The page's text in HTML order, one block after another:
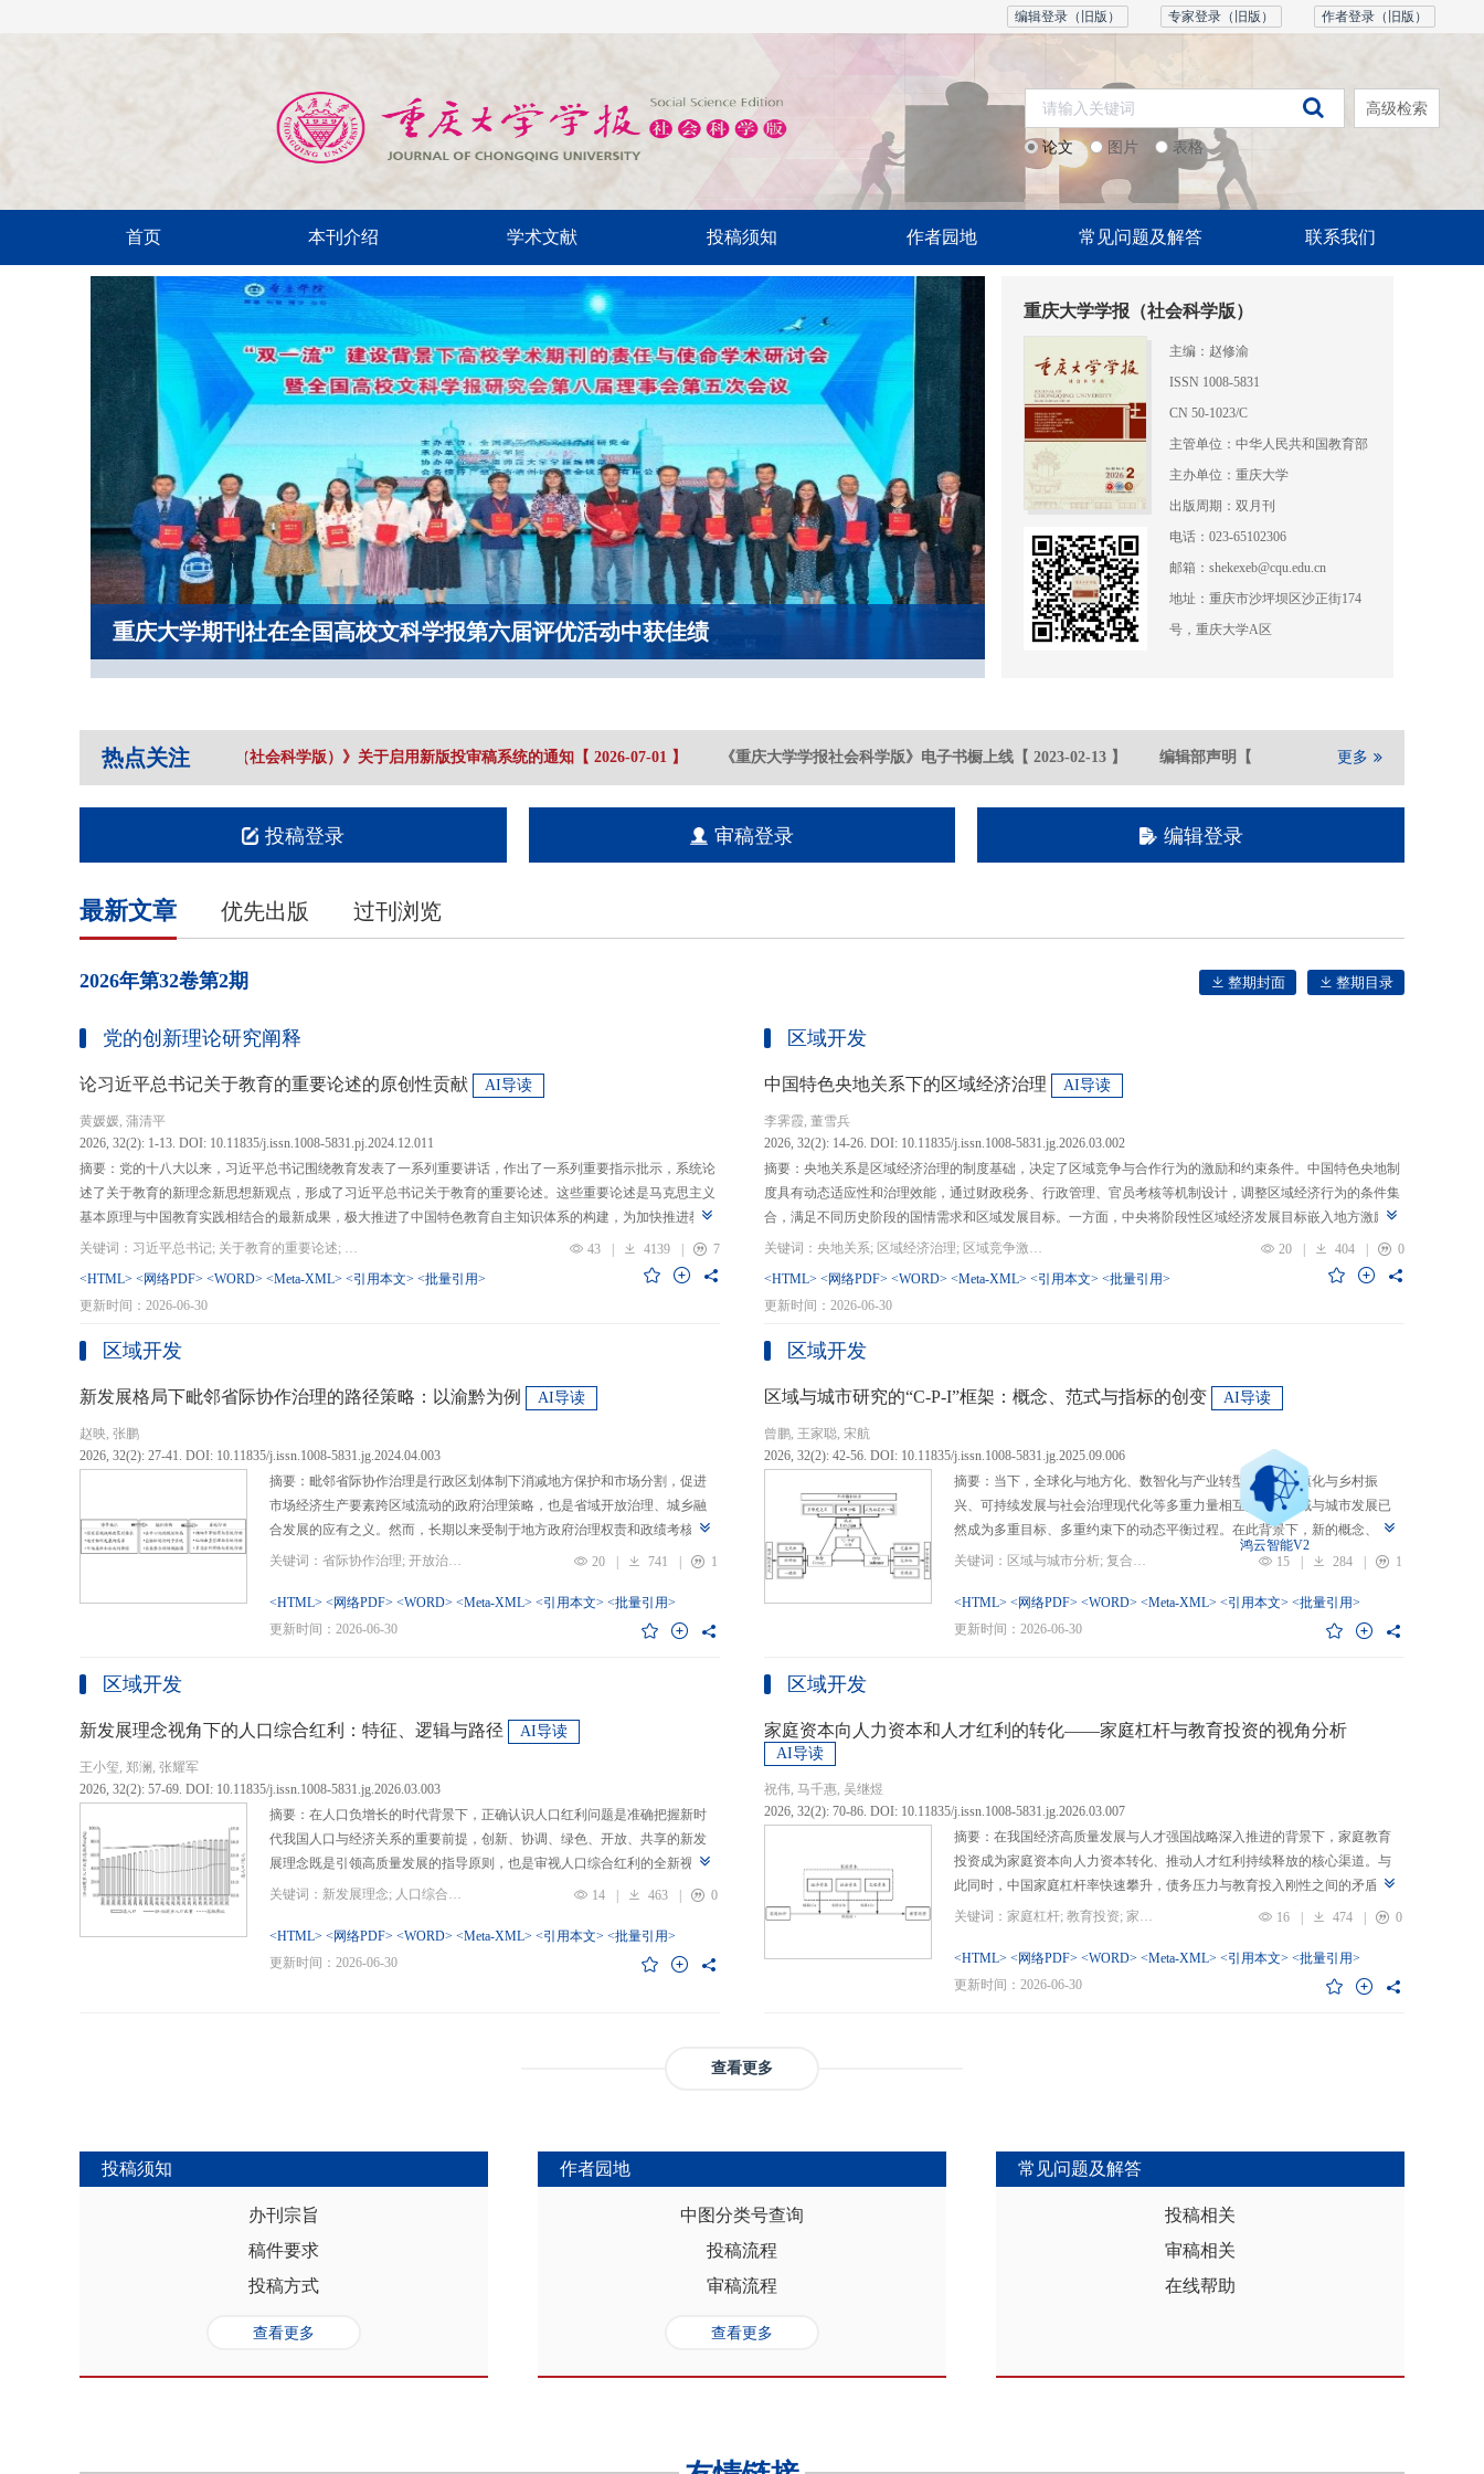
作者登录（旧版）
专家登录（旧版）
编辑登录（旧版）
论文 图片 表格
高级检索
首页 本刊介绍 学术文献 投稿须知 作者园地 常见问题及解答 联系我们
重庆大学期刊社在全国高校文科学报第六届评优活动中获佳绩
重庆大学学报（社会科学版）
主编：赵修渝
ISSN 1008-5831
CN 50-1023/C
主管单位：中华人民共和国教育部
主办单位：重庆大学
出版周期：双月刊
电话：023-65102306
邮箱：shekexeb@cqu.edu.cn
地址：重庆市沙坪坝区沙正街174
号，重庆大学A区
热点关注
《重庆大学学报（社会科学版）》关于启用新版投审稿系统的通知【 2026-07-01】 《重庆大学学报社会科学版》电子书橱上线【 2023-02-13】 编辑部声明【 2021-05 重庆大学期刊社
更多
投稿登录 审稿登录 编辑登录
最新文章 优先出版 过刊浏览
2026年第32卷第2期 整期封面 整期目录
党的创新理论研究阐释
论习近平总书记关于教育的重要论述的原创性贡献 AI导读
黄媛媛, 蒲清平
2026, 32(2): 1-13. DOI: 10.11835/j.issn.1008-5831.pj.2024.12.011
摘要：党的十八大以来，习近平总书记围绕教育发表了一系列重要讲话，作出了一系列重要指示批示，系统论
述了关于教育的新理念新思想新观点，形成了习近平总书记关于教育的重要论述。这些重要论述是马克思主义
基本原理与中国教育实践相结合的最新成果，极大推进了中国特色教育自主知识体系的构建，为加快推进教育
现代化、建设教育强国提供了强大思想武器和行动指南，作出了重大原创性贡献。这些原创性贡献主要体现
在：第一，从价值论角度明确了教育在党和国家事业发展全局中的战略定位，从政治价值、经济价值、文化价
值、社会价值、创新价值等五个方面创新性回答了新时代“为什么办教育”的战略问题；第二，从认识论角度赋
予了新时代教育发展的多重内涵，深刻揭示其根本性质、根本保证、根本任务、时代使命、最终目的，创新性
回答了新时代“办什么样的教育”的根本问题；第三，从方法论角度立足基本国情遵循教育规律，提出了深化教
育改革创新的总体思路和战略部署，涵盖教育地位的确立、教育道路的选择、教育动力的激发、教育路径的规
划以及教育主体的培育，创新性回答了新时代“怎么办教育”的实践问题。
关键词：习近平总书记; 关于教育的重要论述; 教育强国; 《论教育》; 教育新质生产力; 教育人工智能 43 | 4139 |
7
<HTML> <网络PDF> <WORD> <Meta-XML> <引用本文> <批量引用>
更新时间：2026-06-30
区域开发
中国特色央地关系下的区域经济治理 AI导读
李霁霞, 董雪兵
2026, 32(2): 14-26. DOI: 10.11835/j.issn.1008-5831.jg.2026.03.002
摘要：央地关系是区域经济治理的制度基础，决定了区域竞争与合作行为的激励和约束条件。中国特色央地制
度具有动态适应性和治理效能，通过财政税务、行政管理、官员考核等机制设计，调整区域经济行为的条件集
合，满足不同历史阶段的国情需求和区域发展目标。一方面，中央将阶段性区域经济发展目标嵌入地方激励机
制，引导区域竞争策略转变，包括竞争标的从“为增长而竞争”转向“为发展而竞争”，支出行为从“重建设、轻民
生”转向“基本公共服务均等化”，发展模式从“地方保护”转向“发挥比较优势”，以区域竞争激励和竞争策略优化
提升区域经济治理效率。另一方面，中央通过对口支援、一体化合作、主体功能区建设等制度安排，在保留区
域竞争激励的同时，降低区域合作成本，提高区域合作收益，形成优势互补、规模效益最大化、外部性内部化
等跨区域合作模式，实现国家治理和区域治理效率的统一。在区域经济格局深刻变革与国内发展目标转型升级
的背景下，区域经济治理面临新形势与新挑战。未来区域经济治理研究应聚焦数字时代区域协调发展、因地制
宜发展新质生产力、构建全国统一大市场等重大现实问题，从新治理主体、新发展目标、新治理工具等维度深
化探索，进一步丰富和完善中国特色区域经济治理理论体系，为新时代区域协调发展与区域高质量发展提供学
理支撑。
关键词：央地关系; 区域经济治理; 区域竞争激励; 跨区域合作 20 | 404 |
0
<HTML> <网络PDF> <WORD> <Meta-XML> <引用本文> <批量引用>
更新时间：2026-06-30
区域开发
新发展格局下毗邻省际协作治理的路径策略：以渝黔为例 AI导读
赵映, 张鹏
2026, 32(2): 27-41. DOI: 10.11835/j.issn.1008-5831.jg.2024.04.003
摘要：毗邻省际协作治理是行政区划体制下消减地方保护和市场分割，促进
市场经济生产要素跨区域流动的政府治理策略，也是省域开放治理、城乡融
合发展的应有之义。然而，长期以来受制于地方政府治理权责和政绩考核的
行政区划界限，以及竞争性发展博弈中日渐固化的地方利益，毗邻省际协作
内需、畅通经济循环、建设全国统一大市场的政策导向，为毗邻省际协作治
理提供了新的机遇，借此探析其路径策略是构建新发展格局的内在要求和重
例，采用半结构化访谈法收集数据资料，探析新发展格局下毗邻省际协作治
理的路径策略。研究表明，毗邻省际协作治理是毗邻省（自治区、直辖市）
达成多向度的系统性治理行动过程。新发展格局下毗邻省际协作治理的路径
策略首先是厘清国家战略政策要求、省际协作发展需要，以及市场主体和民
众期望，凝聚利益相关主体的协作治理共识，明确毗邻省际协作治理是省域
开放治理必须积极作为的必答题。其次，统筹衔接国家战略政策与省域治理
规划，构建去中心化的组织结构总体布局，下好毗邻协作先行示范区创建、
网络协同治理的比较优势和互补功能，牵住“牛鼻子”工程，着重优化开放协作
机制和生态共保联治，促进基础设施和基本公共服务一体化，推动产业链整
关键词：省际协作治理; 开放治理; 行政区划; 统一大市场; 新发展格局 20 | 741 | 1
<HTML> <网络PDF> <WORD> <Meta-XML> <引用本文> <批量引用>
更新时间：2026-06-30
区域开发
区域与城市研究的“C-P-I”框架：概念、范式与指标的创变 AI导读
曾鹏, 王家聪, 宋航
2026, 32(2): 42-56. DOI: 10.11835/j.issn.1008-5831.jg.2025.09.006
摘要：当下，全球化与地方化、数智化与产业转型、新型城镇化与乡村振
兴、可持续发展与社会治理现代化等多重力量相互交织，区域与城市发展已
然成为多重目标、多重约束下的动态平衡过程。在此背景下，新的概念、新
的要求、新的范围不断涌现，形成了以“A视角下的B”“面向A的B”“基于A的B”
而是蕴含了新的目标要求、关系规范或作用范围，代表了对区域与城市复杂
问题的新认知。然而，目前学术界对于这类复杂概念的综合评价研究相对滞
概念内涵关键方面，也缺乏系统检验。对此，文章提出区域与城市研究的“C-
重一致性，即确保概念界定与测量操作的逻辑统一。其次，在指标体系科学
构建上，采用多维交叉原则，深入交叉单元层面进行刻画；层级分解原则，
建立从目的层到场景层、要素层、观测层、指标层和说明层的系统结构；应
然实然一体原则，实现理论理想与现实测量的统一。最后，在具体指标可信
选择上，强调完备性，全面覆盖概念内涵；强调复合性，体现概念的交叉交
架不仅提供了评价复杂概念的工具，更蕴含促进复杂概念发现与再生产的机
制，能够推动区域分析从传统的、相对静态的、单一维度的模式，向更加动
关键词：区域与城市分析; 复合概念; “C-P-I”框架; 指标体系 15 | 284 | 1
<HTML> <网络PDF> <WORD> <Meta-XML> <引用本文> <批量引用>
更新时间：2026-06-30
区域开发
新发展理念视角下的人口综合红利：特征、逻辑与路径 AI导读
王小玺, 郑澜, 张耀军
2026, 32(2): 57-69. DOI: 10.11835/j.issn.1008-5831.jg.2026.03.003
摘要：在人口负增长的时代背景下，正确认识人口红利问题是准确把握新时
代我国人口与经济关系的重要前提，创新、协调、绿色、开放、共享的新发
展理念既是引领高质量发展的指导原则，也是审视人口综合红利的全新视
角。从内涵特征看，新时代的人口综合红利理论是在发展基础、核心理念和
位和发展进程，以人口数量、结构、素质、分布等人口条件为基础，以新发
展理念为导向，通过政策措施的适应性调整从而培育、巩固和收获人口优
中，既要立足当下人口负增长的现实，充分挖掘和利用现有人口条件，也要
放眼未来人口发展趋势，积极挖掘、培育人口结构优化红利、人口素质提升
红利和人口合理分布红利，以相关政策制度的调整完善为路径，引导人口发
展符合创新、协调、绿色、开放、共享的理念需求，积极回应人口发展的趋
势性特征和高质量发展的目标任务，通过进一步完善生育养老政策、推进教
育强国建设、优化城镇格局体系，以人口与经济高质量发展支撑中国式现代
关键词：新发展理念; 人口综合红利; 高质量发展; 人口政策; 中国式现代化 14 | 463 | 0
<HTML> <网络PDF> <WORD> <Meta-XML> <引用本文> <批量引用>
更新时间：2026-06-30
区域开发
家庭资本向人力资本和人才红利的转化——家庭杠杆与教育投资的视角分析
AI导读
祝伟, 马千惠, 吴继煜
2026, 32(2): 70-86. DOI: 10.11835/j.issn.1008-5831.jg.2026.03.007
摘要：在我国经济高质量发展与人才强国战略深入推进的背景下，家庭教育
投资成为家庭资本向人力资本转化、推动人才红利持续释放的核心渠道。与
此同时，中国家庭杠杆率快速攀升，债务压力与教育投入刚性之间的矛盾日
益凸显，二者的互动关系直接关系到人力资本积累效率、教育公平与家庭金
育投资的作用机制，且普遍忽视家庭经济、社会、文化资本的综合调节效应
与多维度异质性特征。基于此，文章利用2017年和2019年中国家庭金融调查
弱，表明资本充裕家庭可依靠自有资源满足教育需求，降低对债务融资的依
赖。第三，异质性分析结果显示，债务多元化水平较低、主要依赖内源融资
以及城镇的家庭在杠杆上升时更倾向于增加更多的教育投资。第四，进一步
讨论后发现，家庭杠杆与教育投资之间存在倒“U”型的非线性关系，当家庭财
务压力较轻时，杠杆上升会促使家庭增加教育投入，但财务负担过重时则导
致教育支出削减，说明适度杠杆可缓解流动性约束并支撑教育投入，而过度
关键词：家庭杠杆; 教育投资; 家庭资本; 家庭债务结构; CHFS 16 | 474 | 0
<HTML> <网络PDF> <WORD> <Meta-XML> <引用本文> <批量引用>
更新时间：2026-06-30
查看更多
投稿须知
办刊宗旨
稿件要求
投稿方式
查看更多
作者园地
中图分类号查询
投稿流程
审稿流程
查看更多
常见问题及解答
投稿相关
审稿相关
在线帮助
鸿云智能V2